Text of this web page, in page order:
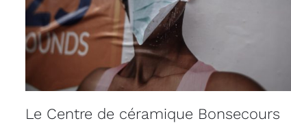
Le Centre de céramique Bonsecours